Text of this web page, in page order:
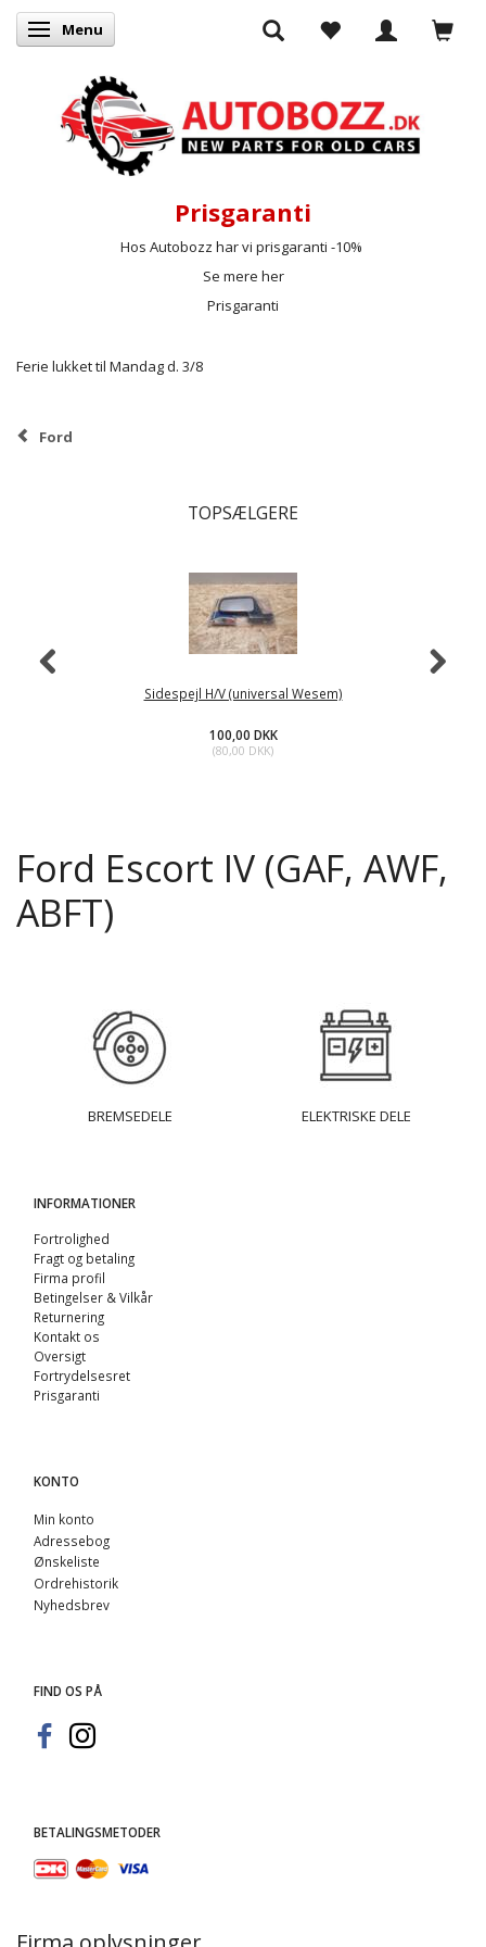
Skifte navigation
Menu
Prisgaranti
Hos Autobozz har vi prisgaranti -10%
Se mere her
Prisgaranti
Ferie lukket til Mandag d. 3/8
Ford
TOPSÆLGERE
Sidespejl H/V (universal Wesem)
100,00 DKK
(80,00 DKK)
Ford Escort IV (GAF, AWF,
ABFT)
BREMSEDELE ELEKTRISKE DELE
INFORMATIONER
Fortrolighed
Fragt og betaling
Firma profil
Betingelser & Vilkår
Returnering
Kontakt os
Oversigt
Fortrydelsesret
Prisgaranti
KONTO
Min konto
Adressebog
Ønskeliste
Ordrehistorik
Nyhedsbrev
FIND OS PÅ
BETALINGSMETODER